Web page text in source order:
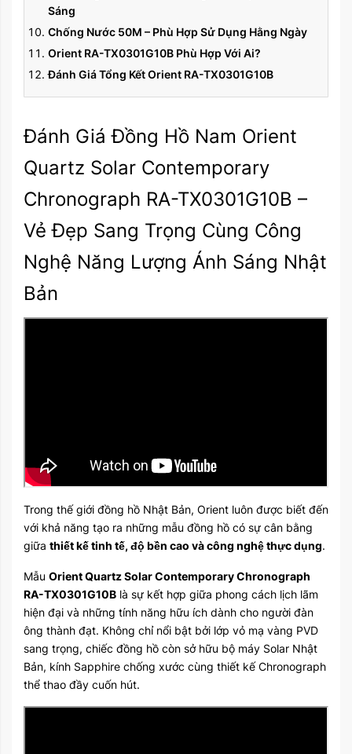
Sáng
Chống Nước 50M – Phù Hợp Sử Dụng Hằng Ngày
Orient RA-TX0301G10B Phù Hợp Với Ai?
Đánh Giá Tổng Kết Orient RA-TX0301G10B
Đánh Giá Đồng Hồ Nam Orient
Quartz Solar Contemporary
Chronograph RA-TX0301G10B –
Vẻ Đẹp Sang Trọng Cùng Công
Nghệ Năng Lượng Ánh Sáng Nhật
Bản
Trong thế giới đồng hồ Nhật Bản, Orient luôn được biết đến
với khả năng tạo ra những mẫu đồng hồ có sự cân bằng
giữa thiết kế tinh tế, độ bền cao và công nghệ thực dụng.
Mẫu Orient Quartz Solar Contemporary Chronograph
RA-TX0301G10B là sự kết hợp giữa phong cách lịch lãm
hiện đại và những tính năng hữu ích dành cho người đàn
ông thành đạt. Không chỉ nổi bật bởi lớp vỏ mạ vàng PVD
sang trọng, chiếc đồng hồ còn sở hữu bộ máy Solar Nhật
Bản, kính Sapphire chống xước cùng thiết kế Chronograph
thể thao đầy cuốn hút.